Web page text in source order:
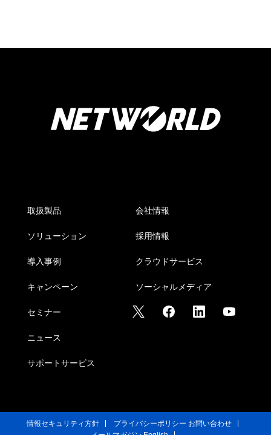
取扱製品
ソリューション
導入事例
キャンペーン
セミナー
ニュース
サポートサービス
会社情報
採用情報
クラウドサービス
ソーシャルメディア
情報セキュリティ方針 プライバシーポリシー お問い合わせ